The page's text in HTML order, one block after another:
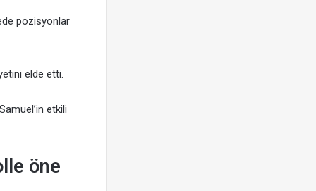
pozisyonlar
elde etti.
etkili
öne